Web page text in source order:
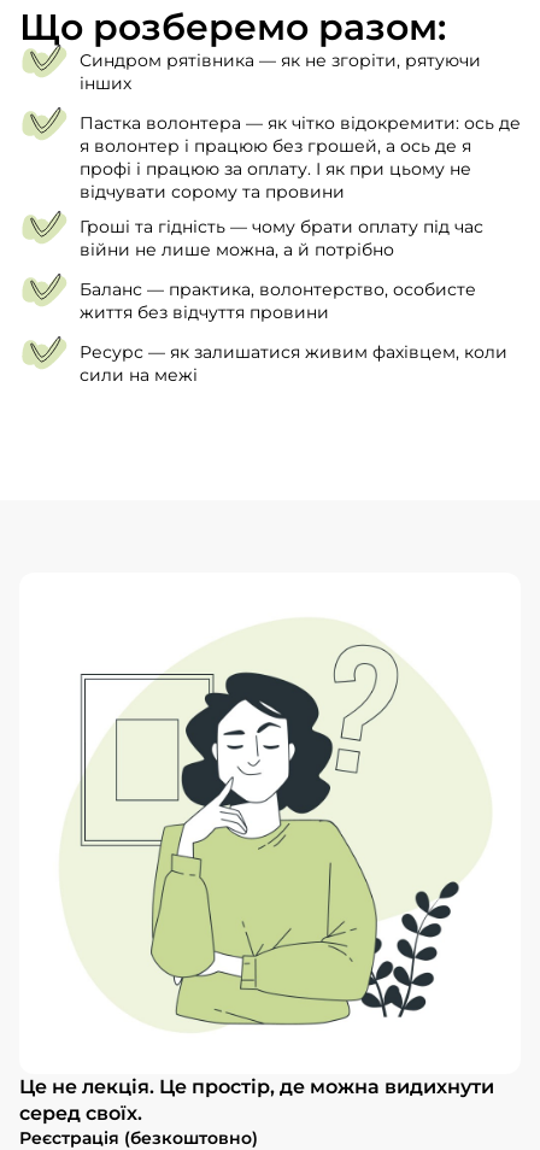
Що розберемо разом:
Синдром рятівника — як не згоріти, рятуючи
інших
Пастка волонтера — як чітко відокремити: ось де
я волонтер і працюю без грошей, а ось де я
профі і працюю за оплату. І як при цьому не
відчувати сорому та провини
Гроші та гідність — чому брати оплату під час
війни не лише можна, а й потрібно
Баланс — практика, волонтерство, особисте
життя без відчуття провини
Ресурс — як залишатися живим фахівцем, коли
сили на межі
Це не лекція. Це простір, де можна видихнути
серед своїх.
Реєстрація (безкоштовно)